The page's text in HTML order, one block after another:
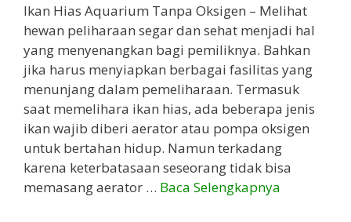
Ikan Hias Aquarium Tanpa Oksigen – Melihat
hewan peliharaan segar dan sehat menjadi hal
yang menyenangkan bagi pemiliknya. Bahkan
jika harus menyiapkan berbagai fasilitas yang
menunjang dalam pemeliharaan. Termasuk
saat memelihara ikan hias, ada beberapa jenis
ikan wajib diberi aerator atau pompa oksigen
untuk bertahan hidup. Namun terkadang
karena keterbatasaan seseorang tidak bisa
memasang aerator … Baca Selengkapnya